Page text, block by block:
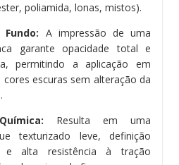
poliamida, lonas, mistos).
A impressão de uma
garante opacidade total e
permitindo a aplicação em
escuras sem alteração da
Resulta em uma
texturizado leve, definição
alta resistência à tração